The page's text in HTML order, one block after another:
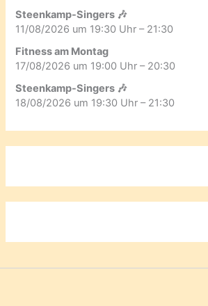
Steenkamp-Singers 🎶
11/08/2026 um 19:30 Uhr – 21:30
Fitness am Montag
17/08/2026 um 19:00 Uhr – 20:30
Steenkamp-Singers 🎶
18/08/2026 um 19:30 Uhr – 21:30